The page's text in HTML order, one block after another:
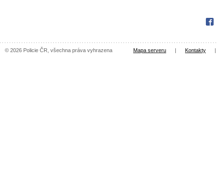
© 2026 Policie ČR, všechna práva vyhrazena Mapa serveru | Kontakty |